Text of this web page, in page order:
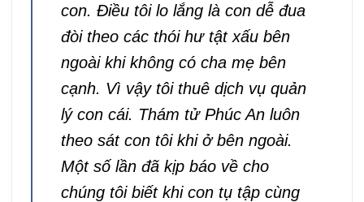
con. Điều tôi lo lắng là con dễ đua
đòi theo các thói hư tật xấu bên
ngoài khi không có cha mẹ bên
cạnh. Vì vậy tôi thuê dịch vụ quản
lý con cái. Thám tử Phúc An luôn
theo sát con tôi khi ở bên ngoài.
Một số lần đã kịp báo về cho
chúng tôi biết khi con tụ tập cùng